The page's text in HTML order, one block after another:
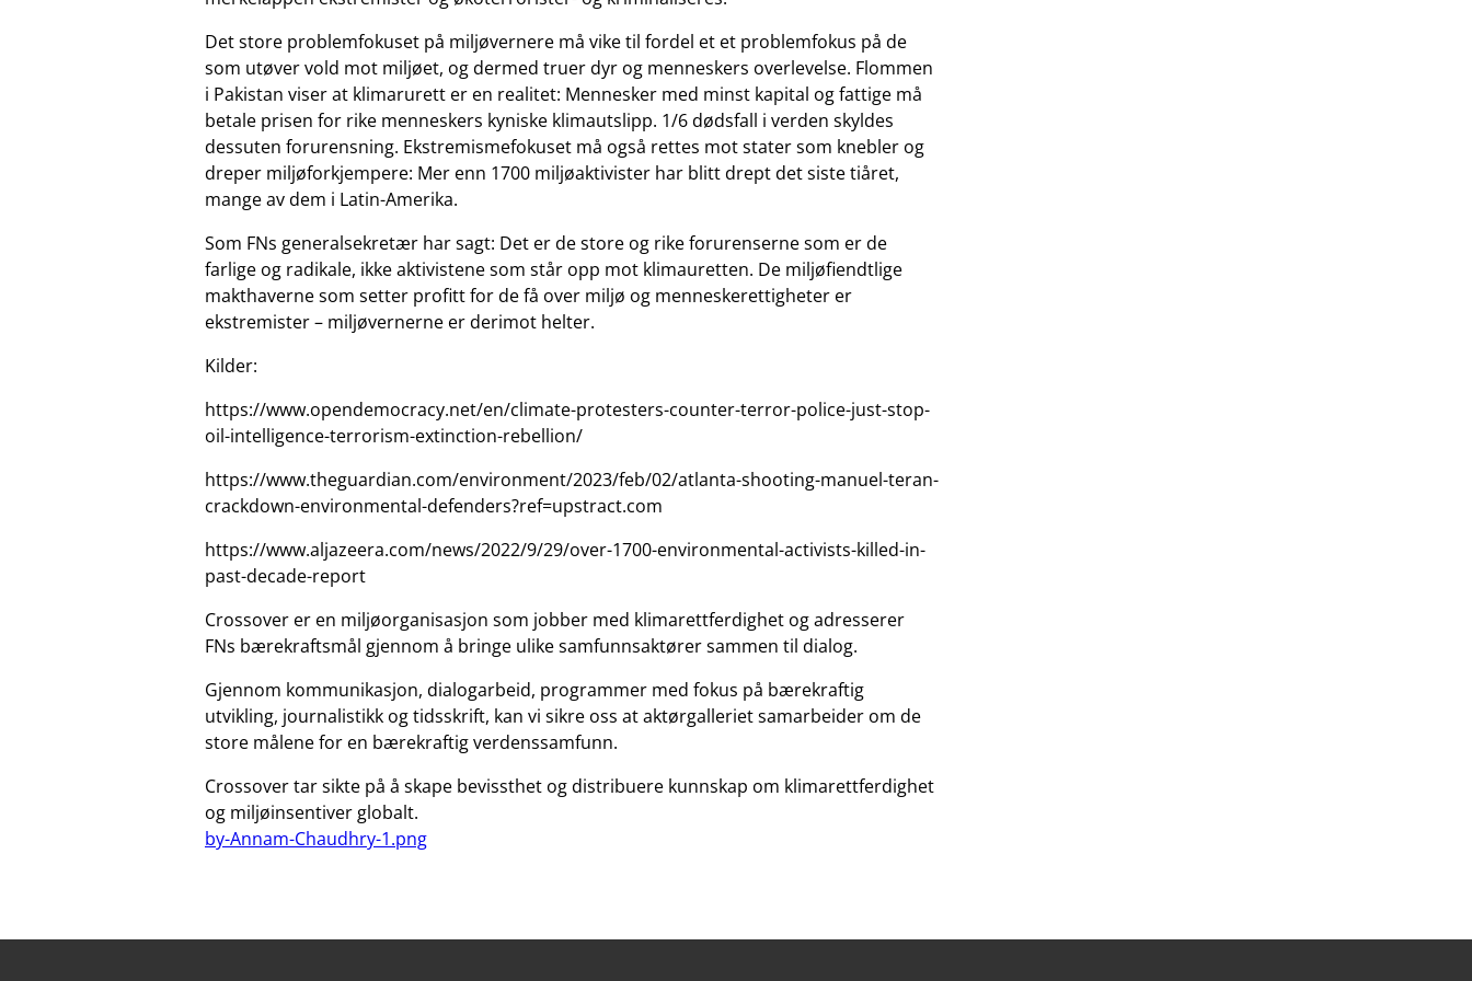
Det store problemfokuset på miljøvernere må vike til fordel et et problemfokus på de
som utøver vold mot miljøet, og dermed truer dyr og menneskers overlevelse. Flommen
i Pakistan viser at klimarurett er en realitet: Mennesker med minst kapital og fattige må
betale prisen for rike menneskers kyniske klimautslipp. 1/6 dødsfall i verden skyldes
dessuten forurensning. Ekstremismefokuset må også rettes mot stater som knebler og
dreper miljøforkjempere: Mer enn 1700 miljøaktivister har blitt drept det siste tiåret,
mange av dem i Latin-Amerika.
Som FNs generalsekretær har sagt: Det er de store og rike forurenserne som er de
farlige og radikale, ikke aktivistene som står opp mot klimauretten. De miljøfiendtlige
makthaverne som setter profitt for de få over miljø og menneskerettigheter er
ekstremister – miljøvernerne er derimot helter.
Kilder:
https://www.opendemocracy.net/en/climate-protesters-counter-terror-police-just-stop-
oil-intelligence-terrorism-extinction-rebellion/
https://www.theguardian.com/environment/2023/feb/02/atlanta-shooting-manuel-teran-
crackdown-environmental-defenders?ref=upstract.com
https://www.aljazeera.com/news/2022/9/29/over-1700-environmental-activists-killed-in-
past-decade-report
Crossover er en miljøorganisasjon som jobber med klimarettferdighet og adresserer
FNs bærekraftsmål gjennom å bringe ulike samfunnsaktører sammen til dialog.
Gjennom kommunikasjon, dialogarbeid, programmer med fokus på bærekraftig
utvikling, journalistikk og tidsskrift, kan vi sikre oss at aktørgalleriet samarbeider om de
store målene for en bærekraftig verdenssamfunn.
Crossover tar sikte på å skape bevissthet og distribuere kunnskap om klimarettferdighet
og miljøinsentiver globalt.
by-Annam-Chaudhry-1.png